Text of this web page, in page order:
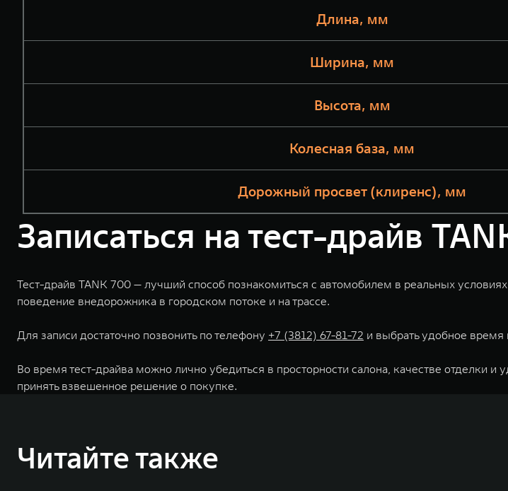
Длина, мм
Ширина, мм
Высота, мм
Колесная база, мм
Дорожный просвет (клиренс), мм
Записаться на тест-драйв
Тест-драйв TANK 700 — лучший способ познакомиться с автомобилем в реальных
поведение внедорожника в городском потоке и на трассе.
Для записи достаточно позвонить по телефону +7 (3812) 67-81-72 и выбрать удобное время
Во время тест-драйва можно лично убедиться в просторности салона, качестве отделки
принять взвешенное решение о покупке.
Читайте также